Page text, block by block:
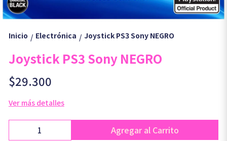
Inicio / Electrónica / Joystick PS3 Sony NEGRO
Joystick PS3 Sony NEGRO
$29.300
Ver más detalles
Agregar al Carrito